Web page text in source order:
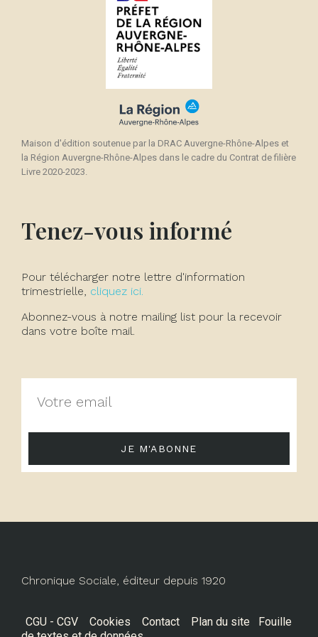
Maison d'édition soutenue par la DRAC Auvergne-Rhône-Alpes et
la Région Auvergne-Rhône-Alpes dans le cadre du Contrat de filière
Livre 2020-2023.
Tenez-vous informé
Pour télécharger notre lettre d'information
trimestrielle, cliquez ici.
Abonnez-vous à notre mailing list pour la recevoir
dans votre boîte mail.
JE M'ABONNE
Chronique Sociale, éditeur depuis 1920
CGU - CGV Cookies Contact Plan du site
Fouille